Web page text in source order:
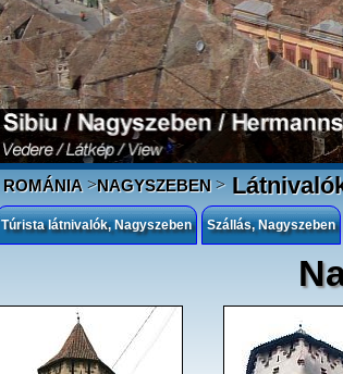
ROMÁNIA>NAGYSZEBEN>
Túrista látnivalók, Nagyszeben Szállás, Nagyszeben